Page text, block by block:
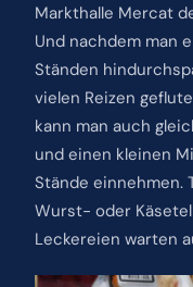
Markthalle Mercat
Und nachdem man
Ständen
vielen Reizen
kann man auch
und einen kleinen
Stände einnehmen.
Wurst- oder
Leckereien warten